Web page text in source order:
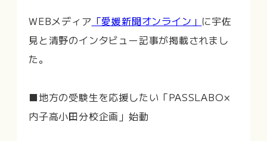
WEBメディア 「愛媛新聞オンライン」 に宇佐
見と清野のインタビュー記事が掲載されまし
た。
■地方の受験生を応援したい「PASSLABO×
内子高小田分校企画」始動